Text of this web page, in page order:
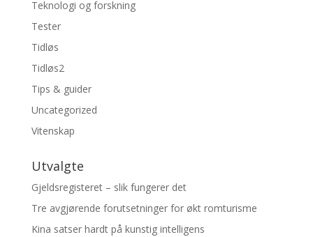
Teknologi og forskning
Tester
Tidløs
Tidløs2
Tips & guider
Uncategorized
Vitenskap
Utvalgte
Gjeldsregisteret – slik fungerer det
Tre avgjørende forutsetninger for økt romturisme
Kina satser hardt på kunstig intelligens